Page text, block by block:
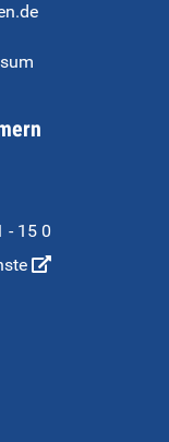
- 15 0